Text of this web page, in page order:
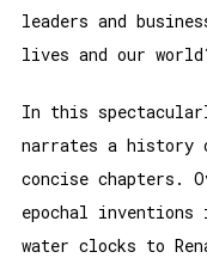
leaders and
lives and our
In this
narrates a history
concise chapters.
epochal
water clocks to